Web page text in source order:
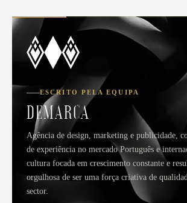
ESCRITO PELA EQUIPA
DEMARCA
Agência de design, marketing e publicidade,
de experiência no mercado Português e
cultura focada em crescimento constante e
orgulhosa de ser uma força criativa de
sector.